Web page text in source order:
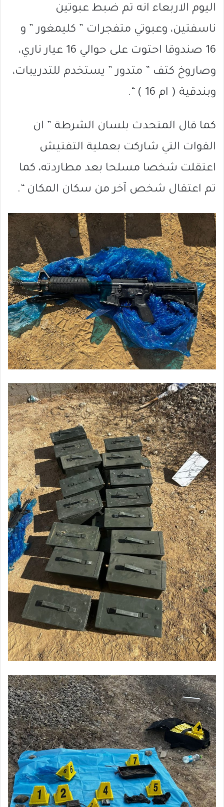
اليوم الاربعاء انه تم ضبط عبوتين
ناسفتين، وعبوتي متفجرات ” كليمغور ” و
16 صندوقا احتوت على حوالي 16 عيار ناري،
وصاروخ كتف ” متدور ” يستخدم للتدريبات،
وبندقية ( ام 16 ) “.
كما قال المتحدث بلسان الشرطة ” ان
القوات التي شاركت بعملية التفتيش
اعتقلت شخصا مسلحا بعد مطاردته، كما
تم اعتقال شخص آخر من سكان المكان “.